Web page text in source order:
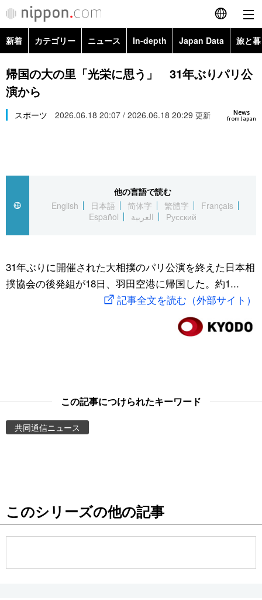
English
简体字
Русский
カテゴリー
経済・ビジネス
国際
文化
トップ
アーカイブ
In-depth
Japan Data
動画/Live
お知らせ
新着 カテゴリー ニュース In-depth Japan Data 旅と
政治・外交
経済・ビジネス
スポーツ・東京2020
Topics
帰国の大の里「光栄に思う」 31年ぶりパリ公
演から
News
from Japan
スポーツ 2026.06.18 20:07 / 2026.06.18 20:29 更新
他の言語で読む
English
日本語 简体字 繁體字
Français
Español
العربية Русский
31年ぶりに開催された大相撲のパリ公演を終えた日本相
撲協会の後発組が18日、羽田空港に帰国した。約1...
記事全文を読む（外部サイト）
この記事につけられたキーワード
共同通信ニュース
このシリーズの他の記事